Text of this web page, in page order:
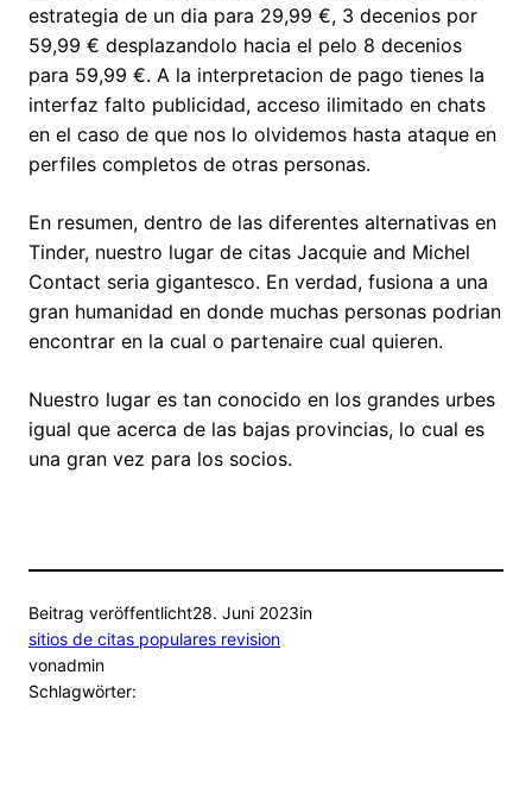
estrategia de un dia para 29,99 €, 3 decenios por
59,99 € desplazandolo hacia el pelo 8 decenios
para 59,99 €. A la interpretacion de pago tienes la
interfaz falto publicidad, acceso ilimitado en chats
en el caso de que nos lo olvidemos hasta ataque en
perfiles completos de otras personas.
En resumen, dentro de las diferentes alternativas en
Tinder, nuestro lugar de citas Jacquie and Michel
Contact seri­a gigantesco. En verdad, fusiona a una
gran humanidad en donde muchas personas podrian
encontrar en la cual o partenaire cual quieren.
Nuestro lugar es tan conocido en los grandes urbes
igual que acerca de las bajas provincias, lo cual es
una gran vez para los socios.
Beitrag veröffentlicht28. Juni 2023in
sitios de citas populares revision
vonadmin
Schlagwörter: